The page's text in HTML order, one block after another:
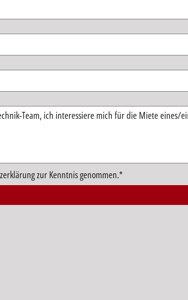
zur Kenntnis genommen.*